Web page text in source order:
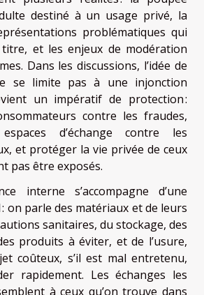
destiné à un usage privé, la
problématiques qui
et les enjeux de modération
Dans les discussions, l’idée de
se limite pas à une injonction
un impératif de protection :
contre les fraudes,
d’échange contre les
et protéger la vie privée de ceux
pas être exposés.
interne s’accompagne d’une
on parle des matériaux et de leurs
sanitaires, du stockage, des
produits à éviter, et de l’usure,
coûteux, s’il est mal entretenu,
rapidement. Les échanges les
à ceux qu’on trouve dans